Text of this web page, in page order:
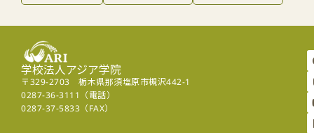
学校法人アジア学院
〒329-2703 栃木県那須塩原市槻沢442-1
0287-36-3111（電話）
0287-37-5833（FAX）